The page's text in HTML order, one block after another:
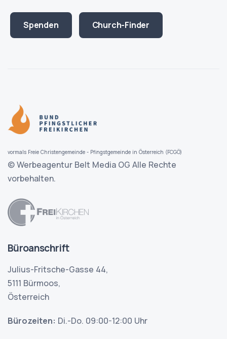
Spenden Church-Finder
vormals Freie Christengemeinde - Pfingstgemeinde in Österreich (FCGÖ)
© Werbeagentur Belt Media OG Alle Rechte
vorbehalten.
Büroanschrift
Julius-Fritsche-Gasse 44,
5111 Bürmoos,
Österreich
Bürozeiten: Di.-Do. 09:00-12:00 Uhr